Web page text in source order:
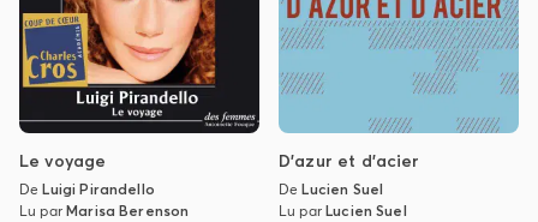
Le voyage
DeLuigi Pirandello
Lu parMarisa Berenson
D'azur et d'acier
DeLucien Suel
Lu parLucien Suel